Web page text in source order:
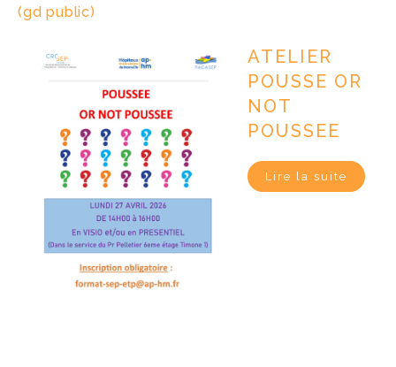
(gd public)
ATELIER
POUSSE OR
NOT
POUSSEE
Lire la suite